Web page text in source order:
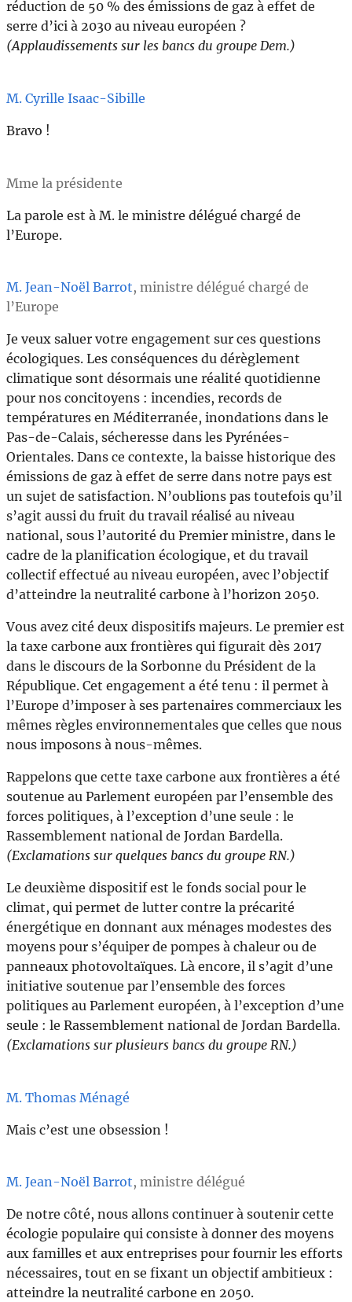
réduction de 50 % des émissions de gaz à effet de
serre d’ici à 2030 au niveau européen ?
(Applaudissements sur les bancs du groupe Dem.)
M. Cyrille Isaac-Sibille
Bravo !
Mme la présidente
La parole est à M. le ministre délégué chargé de
l’Europe.
M. Jean-Noël Barrot, ministre délégué chargé de
l’Europe
Je veux saluer votre engagement sur ces questions
écologiques. Les conséquences du dérèglement
climatique sont désormais une réalité quotidienne
pour nos concitoyens : incendies, records de
températures en Méditerranée, inondations dans le
Pas-de-Calais, sécheresse dans les Pyrénées-
Orientales. Dans ce contexte, la baisse historique des
émissions de gaz à effet de serre dans notre pays est
un sujet de satisfaction. N’oublions pas toutefois qu’il
s’agit aussi du fruit du travail réalisé au niveau
national, sous l’autorité du Premier ministre, dans le
cadre de la planification écologique, et du travail
collectif effectué au niveau européen, avec l’objectif
d’atteindre la neutralité carbone à l’horizon 2050.
Vous avez cité deux dispositifs majeurs. Le premier est
la taxe carbone aux frontières qui figurait dès 2017
dans le discours de la Sorbonne du Président de la
République. Cet engagement a été tenu : il permet à
l’Europe d’imposer à ses partenaires commerciaux les
mêmes règles environnementales que celles que nous
nous imposons à nous-mêmes.
Rappelons que cette taxe carbone aux frontières a été
soutenue au Parlement européen par l’ensemble des
forces politiques, à l’exception d’une seule : le
Rassemblement national de Jordan Bardella.
(Exclamations sur quelques bancs du groupe RN.)
Le deuxième dispositif est le fonds social pour le
climat, qui permet de lutter contre la précarité
énergétique en donnant aux ménages modestes des
moyens pour s’équiper de pompes à chaleur ou de
panneaux photovoltaïques. Là encore, il s’agit d’une
initiative soutenue par l’ensemble des forces
politiques au Parlement européen, à l’exception d’une
seule : le Rassemblement national de Jordan Bardella.
(Exclamations sur plusieurs bancs du groupe RN.)
M. Thomas Ménagé
Mais c’est une obsession !
M. Jean-Noël Barrot, ministre délégué
De notre côté, nous allons continuer à soutenir cette
écologie populaire qui consiste à donner des moyens
aux familles et aux entreprises pour fournir les efforts
nécessaires, tout en se fixant un objectif ambitieux :
atteindre la neutralité carbone en 2050.